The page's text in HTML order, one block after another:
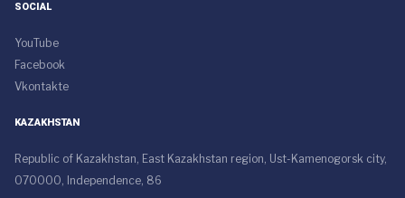
SOCIAL
YouTube
Facebook
Vkontakte
KAZAKHSTAN
Republic of Kazakhstan, East Kazakhstan region, Ust-Kamenogorsk city,
070000, Independence, 86